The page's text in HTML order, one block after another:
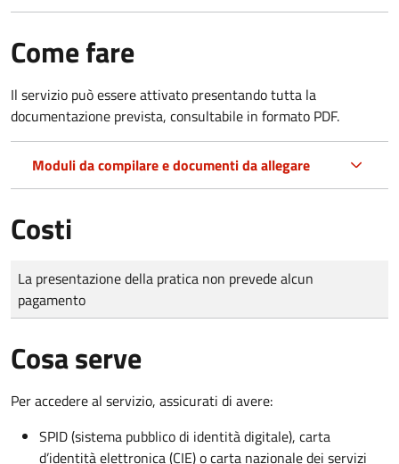
Come fare
Il servizio può essere attivato presentando tutta la
documentazione prevista, consultabile in formato PDF.
Moduli da compilare e documenti da allegare
Costi
Tipo di pagamento
Importo
La presentazione della pratica non prevede alcun
pagamento
Cosa serve
Per accedere al servizio, assicurati di avere:
SPID (sistema pubblico di identità digitale), carta
d’identità elettronica (CIE) o carta nazionale dei servizi